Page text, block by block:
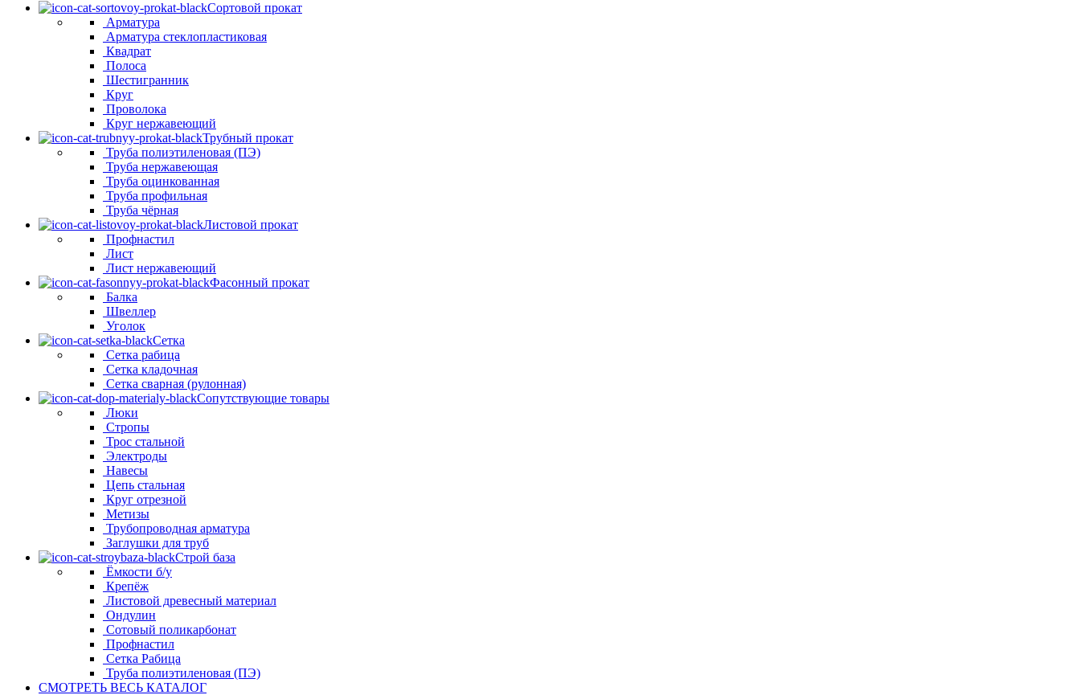
Сортовой прокат
Арматура
Арматура стеклопластиковая
Квадрат
Полоса
Шестигранник
Круг
Проволока
Круг нержавеющий
Трубный прокат
Труба полиэтиленовая (ПЭ)
Труба нержавеющая
Труба оцинкованная
Труба профильная
Труба чёрная
Листовой прокат
Профнастил
Лист
Лист нержавеющий
Фасонный прокат
Балка
Швеллер
Уголок
Сетка
Сетка рабица
Сетка кладочная
Сетка сварная (рулонная)
Сопутствующие товары
Люки
Стропы
Трос стальной
Электроды
Навесы
Цепь стальная
Круг отрезной
Метизы
Трубопроводная арматура
Заглушки для труб
Строй база
Ёмкости б/у
Крепёж
Листовой древесный материал
Ондулин
Сотовый поликарбонат
Профнастил
Сетка Рабица
Труба полиэтиленовая (ПЭ)
СМОТРЕТЬ ВЕСЬ КАТАЛОГ